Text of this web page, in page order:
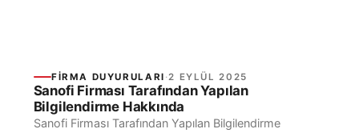
FIRMA DUYURULARI ·2 EYLÜL 2025
Sanofi Firması Tarafından Yapılan
Bilgilendirme Hakkında
Sanofi Firması Tarafından Yapılan Bilgilendirme